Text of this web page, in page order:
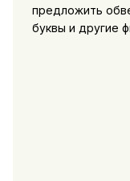
предложить
буквы и другие